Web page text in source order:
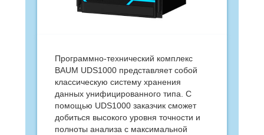
Программно-технический комплекс
BAUM UDS1000 представляет собой
классическую систему хранения
данных унифицированного типа. С
помощью UDS1000 заказчик сможет
добиться высокого уровня точности и
полноты анализа с максимальной